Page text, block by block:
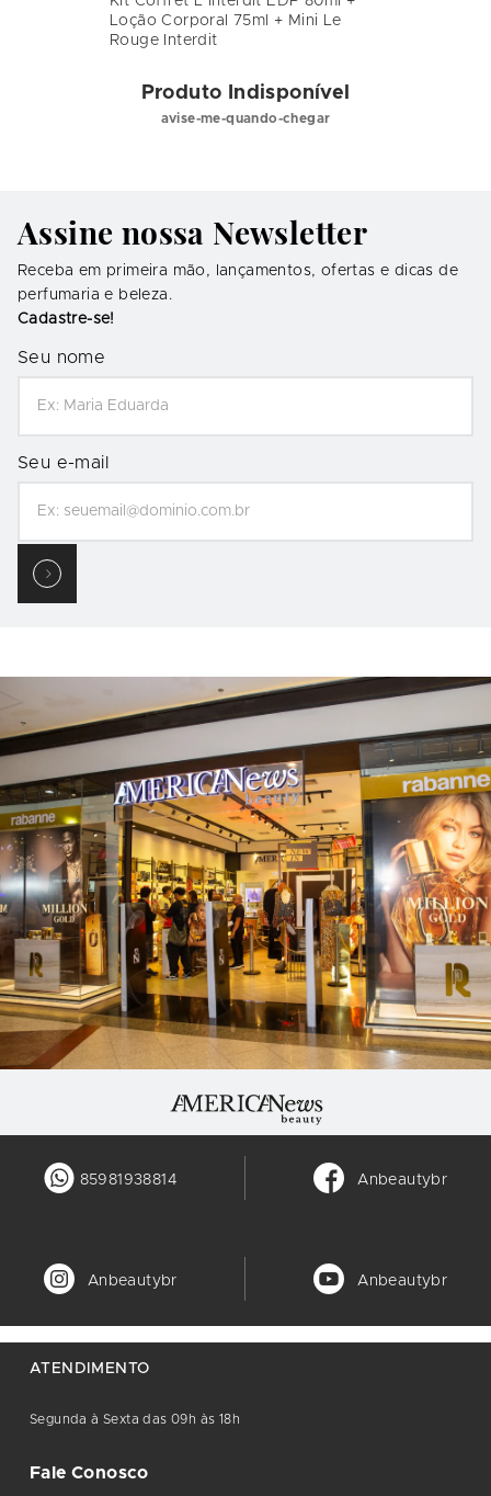
Loção Corporal 75ml + Mini Le
Rouge Interdit
Produto Indisponível
avise-me-quando-chegar
Assine nossa Newsletter
Receba em primeira mão, lançamentos, ofertas e dicas de
perfumaria e beleza.
Cadastre-se!
Seu nome
Seu e-mail
85981938814 Anbeautybr
Anbeautybr Anbeautybr
ATENDIMENTO
Segunda à Sexta das 09h às 18h
Fale Conosco